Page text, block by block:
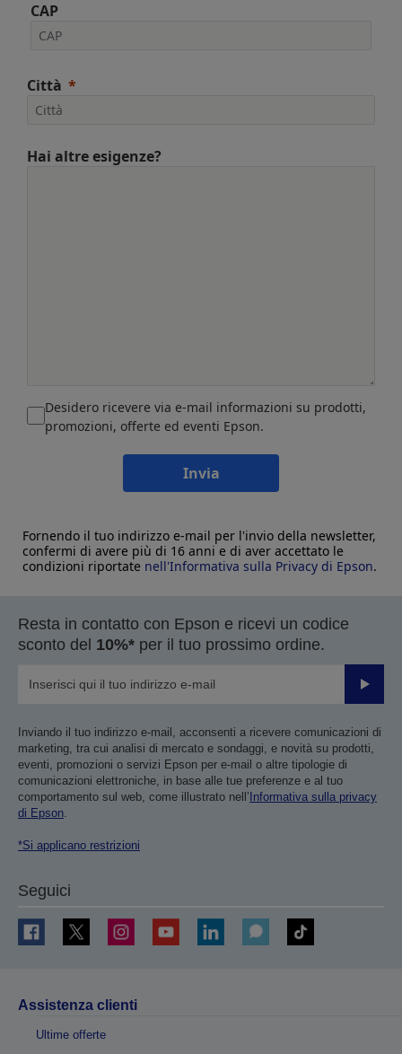
CAP
Città
Hai altre esigenze?
Desidero ricevere via e-mail informazioni su prodotti,
promozioni, offerte ed eventi Epson.
Invia
Fornendo il tuo indirizzo e-mail per l'invio della newsletter,
confermi di avere più di 16 anni e di aver accettato le
condizioni riportate nell'Informativa sulla Privacy di Epson.
Resta in contatto con Epson e ricevi un codice
sconto del 10%* per il tuo prossimo ordine.
Invia
Inviando il tuo indirizzo e-mail, acconsenti a ricevere comunicazioni di
marketing, tra cui analisi di mercato e sondaggi, e novità su prodotti,
eventi, promozioni o servizi Epson per e-mail o altre tipologie di
comunicazioni elettroniche, in base alle tue preferenze e al tuo
comportamento sul web, come illustrato nell’ Informativa sulla privacy
di Epson.
*Si applicano restrizioni
Seguici
Assistenza clienti
Ultime offerte